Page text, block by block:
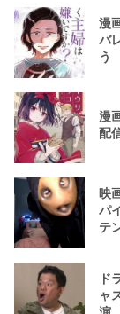
漫
バ
う
漫
配
映
パ
テ
ド
ャ